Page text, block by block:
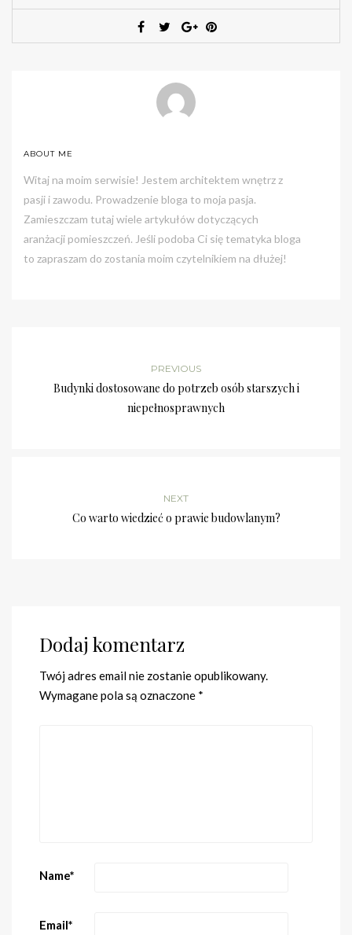
ABOUT ME
Witaj na moim serwisie! Jestem architektem wnętrz z
pasji i zawodu. Prowadzenie bloga to moja pasja.
Zamieszczam tutaj wiele artykułów dotyczących
aranżacji pomieszczeń. Jeśli podoba Ci się tematyka bloga
to zapraszam do zostania moim czytelnikiem na dłużej!
PREVIOUS
Budynki dostosowane do potrzeb osób starszych i
niepełnosprawnych
NEXT
Co warto wiedzieć o prawie budowlanym?
Dodaj komentarz
Twój adres email nie zostanie opublikowany.
Wymagane pola są oznaczone *
Name*
Email*